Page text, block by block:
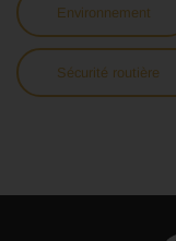
Environnement
Sécurité routière